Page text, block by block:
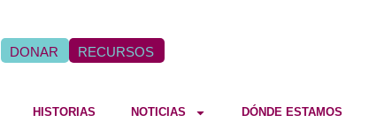
DONAR RECURSOS
HISTORIAS NOTICIAS DÓNDE ESTAMOS